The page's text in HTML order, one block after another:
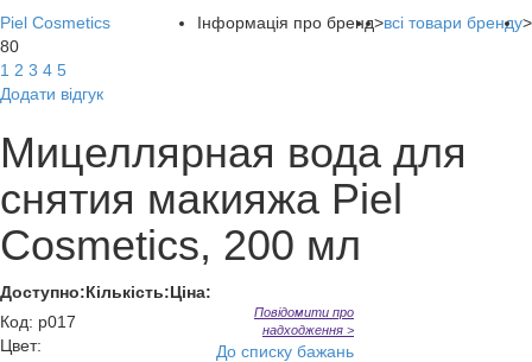
Інформація про бренд>всі товари бренду>
Piel Cosmetics
80
1 2 3 4 5
Додати відгук
Мицеллярная вода для
снятия макияжа Piel
Cosmetics, 200 мл
Доступно:Кількість:Ціна:
Код: p017
Цвет:
Повідомити про
надходження >
До списку бажань